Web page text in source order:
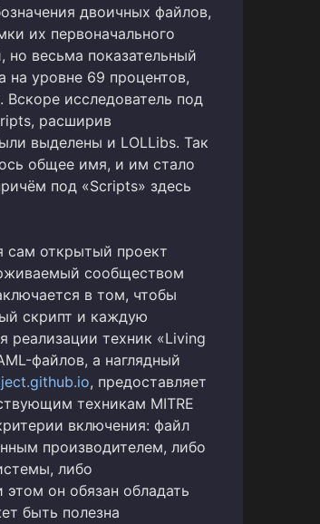
двоичных файлов,
их первоначального
весьма показательный
на уровне 69 процентов,
Вскоре исследователь под
расширив
выделены и LOLLibs. Так
общее имя, и им стало
под «Scripts» здесь
сам открытый проект
сообществом
в том, чтобы
скрипт и каждую
реализации техник «Living
файлов, а наглядный
, предоставляет
техникам MITRE
включения: файл
производителем, либо
либо
он обязан обладать
быть полезна